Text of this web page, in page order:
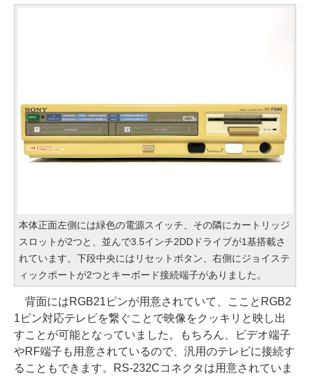
本体正面左側には緑色の電源スイッチ、その隣にカートリッジ
スロットが2つと、並んで3.5インチ2DDドライブが1基搭載さ
れています。下段中央にはリセットボタン、右側にジョイステ
ィックポートが2つとキーボード接続端子がありました。
背面にはRGB21ピンが用意されていて、こことRGB2
1ピン対応テレビを繋ぐことで映像をクッキリと映し出
すことが可能となっていました。もちろん、ビデオ端子
やRF端子も用意されているので、汎用のテレビに接続す
ることもできます。RS-232Cコネクタは用意されていま